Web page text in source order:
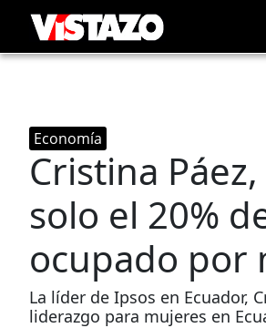
Economía
Cristina Páez,
solo el 20%
ocupado por
La líder de Ipsos en Ecuador,
liderazgo para mujeres en